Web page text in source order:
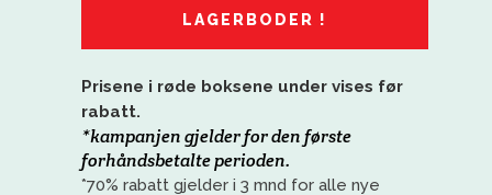
LAGERBODER !
Prisene i røde boksene under vises før
rabatt.
*kampanjen gjelder for den første
forhåndsbetalte perioden.
*70% rabatt gjelder i 3 mnd for alle nye